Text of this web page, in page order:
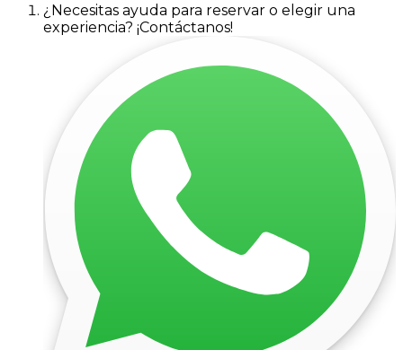
¿Necesitas ayuda para reservar o elegir una
experiencia? ¡Contáctanos!